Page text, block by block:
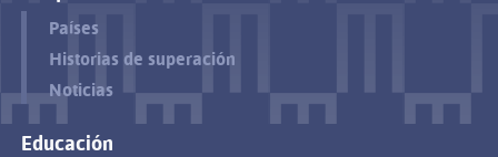
Países
Historias de superación
Noticias
Educación